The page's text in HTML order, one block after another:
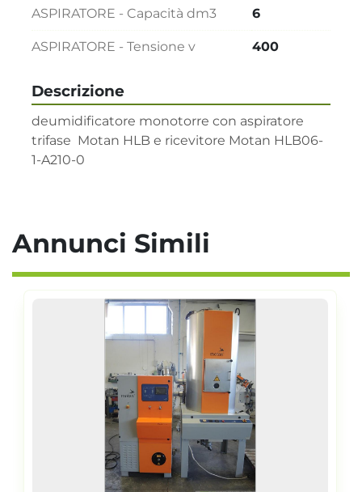
Descrizione
deumidificatore monotorre con aspiratore
trifase  Motan HLB e ricevitore Motan HLB06-
1-A210-0
ASPIRATORE - Capacità dm3 6
ASPIRATORE - Tensione v 400
Annunci Simili